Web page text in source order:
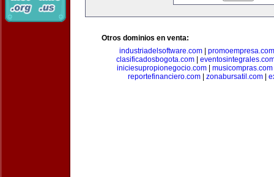
Otros dominios en venta:
industriadelsoftware.com| promoempresa.com
clasificadosbogota.com
iniciesupropionegocio.com
musicompras.com
reportefinanciero.com| zonabursatil.com|